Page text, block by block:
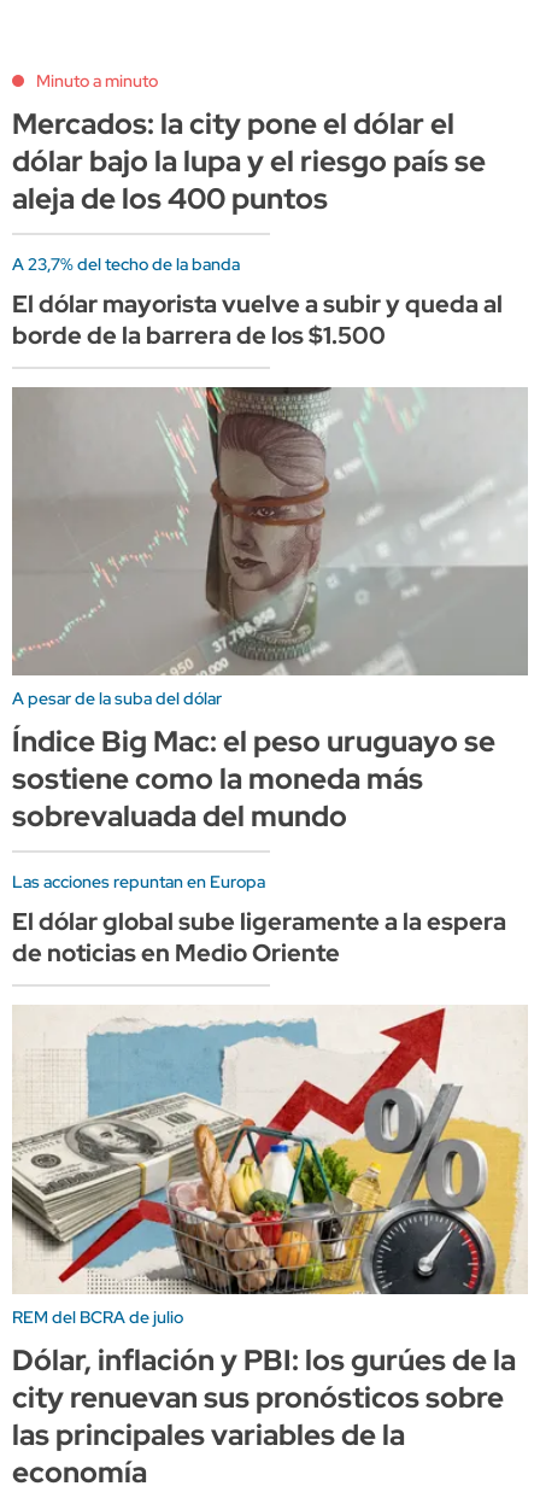
Minuto a minuto
Mercados: la city pone el dólar el
dólar bajo la lupa y el riesgo país se
aleja de los 400 puntos
A 23,7% del techo de la banda
El dólar mayorista vuelve a subir y queda al
borde de la barrera de los $1.500
A pesar de la suba del dólar
Índice Big Mac: el peso uruguayo se
sostiene como la moneda más
sobrevaluada del mundo
Las acciones repuntan en Europa
El dólar global sube ligeramente a la espera
de noticias en Medio Oriente
REM del BCRA de julio
Dólar, inflación y PBI: los gurúes de la
city renuevan sus pronósticos sobre
las principales variables de la
economía